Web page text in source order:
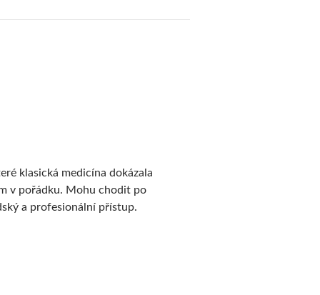
klasická medicína dokázala
v pořádku. Mohu chodit po
a profesionální přístup.